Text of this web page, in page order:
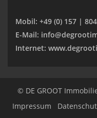
Mobil: +49 (0) 157 |
E-Mail:
Internet:
© DE GROOT
Impressum